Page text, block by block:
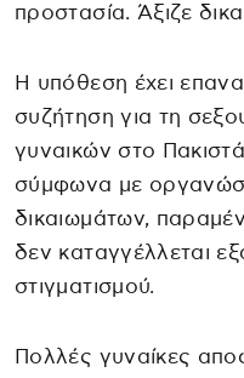
προστασία. Άξιζε
Η υπόθεση έχει
συζήτηση για τη
γυναικών στο
σύμφωνα με
δικαιωμάτων,
δεν καταγγέλλεται
στιγματισμού.
Πολλές γυναίκες